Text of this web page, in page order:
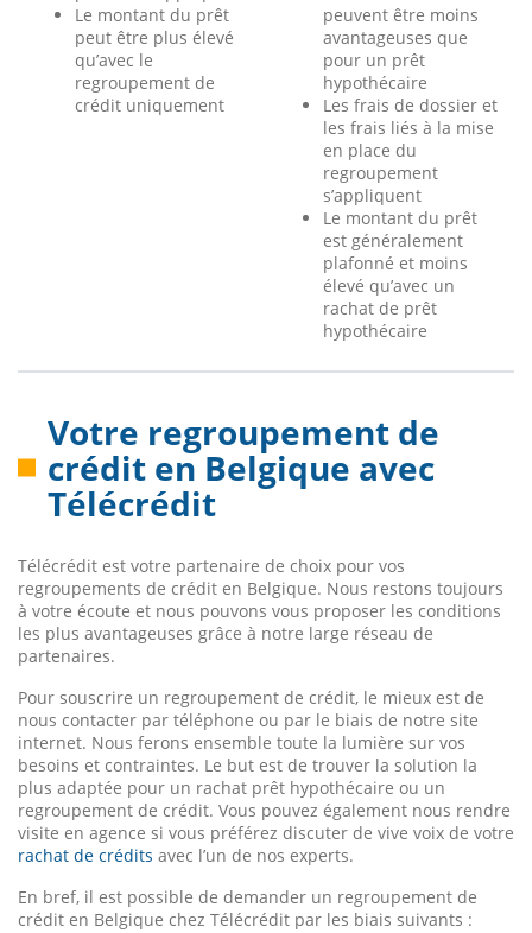
Le montant du prêt
peut être plus élevé
qu’avec le
regroupement de
crédit uniquement
peuvent être moins
avantageuses que
pour un prêt
hypothécaire
Les frais de dossier et
les frais liés à la mise
en place du
regroupement
s’appliquent
Le montant du prêt
est généralement
plafonné et moins
élevé qu’avec un
rachat de prêt
hypothécaire
Votre regroupement de
crédit en Belgique avec
Télécrédit
Télécrédit est votre partenaire de choix pour vos
regroupements de crédit en Belgique. Nous restons toujours
à votre écoute et nous pouvons vous proposer les conditions
les plus avantageuses grâce à notre large réseau de
partenaires.
Pour souscrire un regroupement de crédit, le mieux est de
nous contacter par téléphone ou par le biais de notre site
internet. Nous ferons ensemble toute la lumière sur vos
besoins et contraintes. Le but est de trouver la solution la
plus adaptée pour un rachat prêt hypothécaire ou un
regroupement de crédit. Vous pouvez également nous rendre
visite en agence si vous préférez discuter de vive voix de votre
rachat de crédits avec l’un de nos experts.
En bref, il est possible de demander un regroupement de
crédit en Belgique chez Télécrédit par les biais suivants :